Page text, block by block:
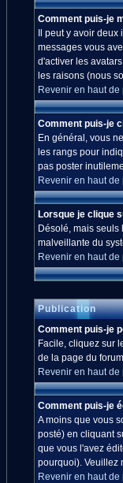
Comment puis-je
Il peut y avoir
messages vous
d'activer les
les raisons (nous
Revenir en haut de
Comment puis-je
En général, vous
les rangs pour
pas poster
Revenir en haut de
Lorsque je clique
Désolé, mais
malveillante du
Revenir en haut de
Publication
Comment puis-je
Facile, cliquez sur
de la page du
Revenir en haut de
Comment puis-je
A moins que vous
posté) en cliquant
que vous l'avez
pourquoi). Veuillez
Revenir en haut de